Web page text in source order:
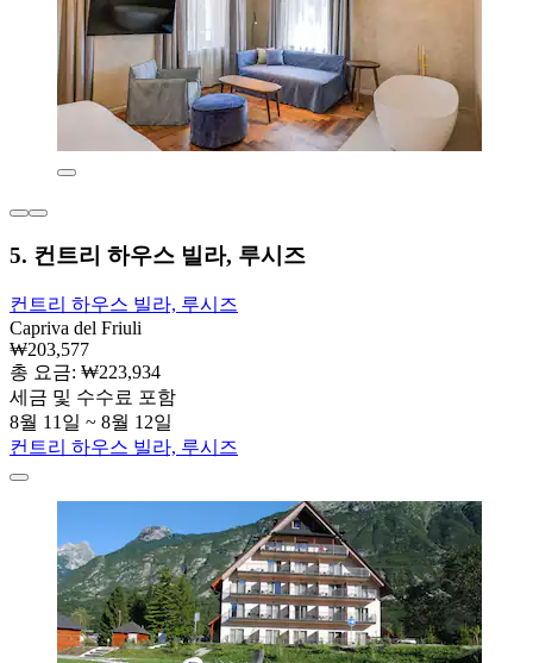
5. 컨트리 하우스 빌라, 루시즈
컨트리 하우스 빌라, 루시즈
Capriva del Friuli
₩203,577
총 요금: ₩223,934
세금 및 수수료 포함
8월 11일 ~ 8월 12일
컨트리 하우스 빌라, 루시즈